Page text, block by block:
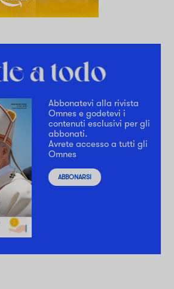
Abbonatevi alla rivista
Omnes e godetevi i
contenuti esclusivi per gli
abbonati.
Avrete accesso a tutti gli
Omnes
ABBONARSI